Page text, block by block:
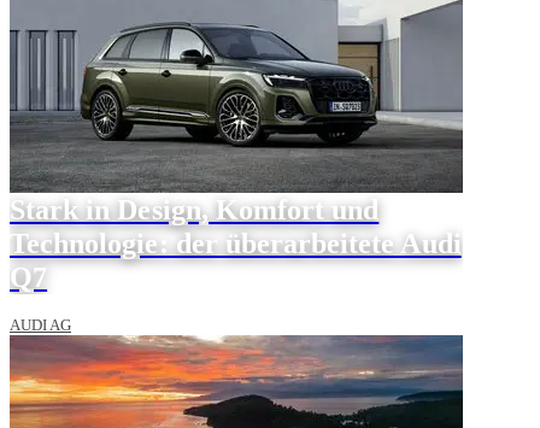
Stark in Design, Komfort und
Technologie: der überarbeitete Audi
Q7
AUDI AG